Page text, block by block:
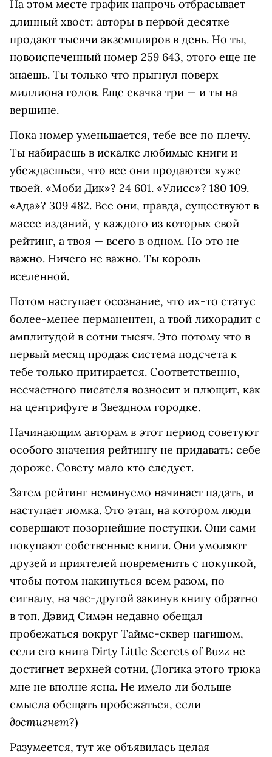
На этом месте график напрочь отбрасывает
длинный хвост: авторы в первой десятке
продают тысячи экземпляров в день. Но ты,
новоиспеченный номер 259 643, этого еще не
знаешь. Ты только что прыгнул поверх
миллиона голов. Еще скачка три — и ты на
вершине.
Пока номер уменьшается, тебе все по плечу.
Ты набираешь в искалке любимые книги и
убеждаешься, что все они продаются хуже
твоей. «Моби Дик»? 24 601. «Улисс»? 180 109.
«Ада»? 309 482. Все они, правда, существуют в
массе изданий, у каждого из которых свой
рейтинг, а твоя — всего в одном. Но это не
важно. Ничего не важно. Ты король
вселенной.
Потом наступает осознание, что их-то статус
более-менее перманентен, а твой лихорадит с
амплитудой в сотни тысяч. Это потому что в
первый месяц продаж система подсчета к
тебе только притирается. Соответственно,
несчастного писателя возносит и плющит, как
на центрифуге в Звездном городке.
Начинающим авторам в этот период советуют
особого значения рейтингу не придавать: себе
дороже. Совету мало кто следует.
Затем рейтинг неминуемо начинает падать, и
наступает ломка. Это этап, на котором люди
совершают позорнейшие поступки. Они сами
покупают собственные книги. Они умоляют
друзей и приятелей повременить с покупкой,
чтобы потом накинуться всем разом, по
сигналу, на час-другой закинув книгу обратно
в топ. Дэвид Симэн недавно обещал
пробежаться вокруг Таймс-сквер нагишом,
если его книга Dirty Little Secrets of Buzz не
достигнет верхней сотни. (Логика этого трюка
мне не вполне ясна. Не имело ли больше
смысла обещать пробежаться, если
достигнет?)
Разумеется, тут же объявилась целая